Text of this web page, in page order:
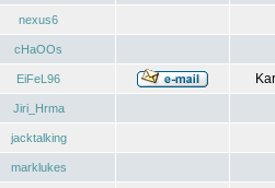
nexus6
cHaOOs
EiFeL96
Jiri_Hrma
jacktalking
marklukes